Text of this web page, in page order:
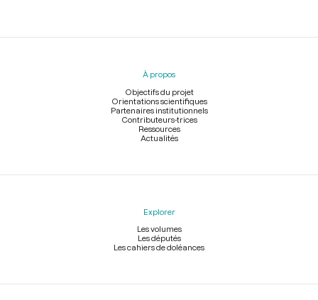
Menu
À propos
Objectifs du projet
Orientations scientifiques
Partenaires institutionnels
Contributeurs-trices
Ressources
Actualités
Explorer
Les volumes
Les députés
Les cahiers de doléances